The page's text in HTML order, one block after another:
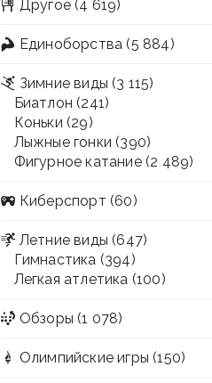
Другое (4 619)
Единоборства (5 884)
Зимние виды (3 115)
Биатлон (241)
Коньки (29)
Лыжные гонки (390)
Фигурное катание(2 489)
Киберспорт (60)
Летние виды (647)
Гимнастика (394)
Легкая атлетика (100)
Обзоры (1 078)
Олимпийские игры (150)